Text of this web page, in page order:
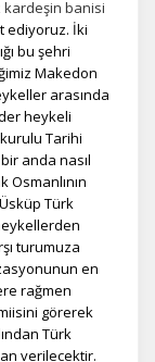
kardeşin banisi
ediyoruz. İki
bu şehri
Makedon
arasında
heykeli
Tarihi
anda nasıl
Osmanlının
Türk
turumuza
en
rağmen
görerek
Türk
verilecektir.